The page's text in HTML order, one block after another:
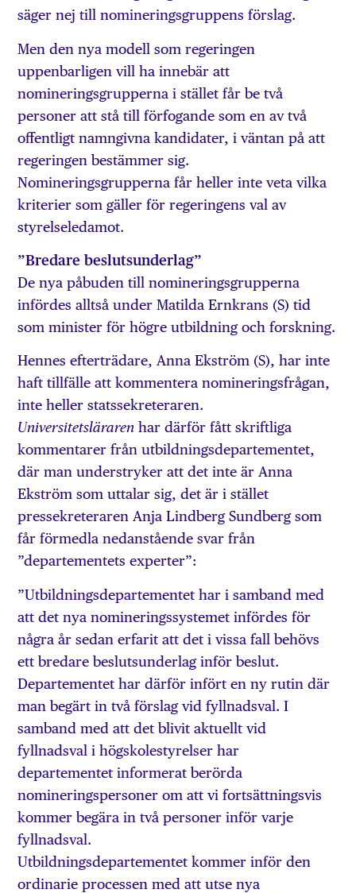
säger nej till nomineringsgruppens förslag.
Men den nya modell som regeringen
uppenbarligen vill ha innebär att
nomineringsgrupperna i stället får be två
personer att stå till förfogande som en av två
offentligt namngivna kandidater, i väntan på att
regeringen bestämmer sig.
Nomineringsgrupperna får heller inte veta vilka
kriterier som gäller för regeringens val av
styrelseledamot.
”Bredare beslutsunderlag”
De nya påbuden till nomineringsgrupperna
infördes alltså under Matilda Ernkrans (S) tid
som minister för högre utbildning och forskning.
Hennes efterträdare, Anna Ekström (S), har inte
haft tillfälle att kommentera nomineringsfrågan,
inte heller statssekreteraren.
Universitetsläraren har därför fått skriftliga
kommentarer från utbildningsdepartementet,
där man understryker att det inte är Anna
Ekström som uttalar sig, det är i stället
pressekreteraren Anja Lindberg Sundberg som
får förmedla nedanstående svar från
”departementets experter”:
”Utbildningsdepartementet har i samband med
att det nya nomineringssystemet infördes för
några år sedan erfarit att det i vissa fall behövs
ett bredare beslutsunderlag inför beslut.
Departementet har därför infört en ny rutin där
man begärt in två förslag vid fyllnadsval. I
samband med att det blivit aktuellt vid
fyllnadsval i högskolestyrelser har
departementet informerat berörda
nomineringspersoner om att vi fortsättningsvis
kommer begära in två personer inför varje
fyllnadsval.
Utbildningsdepartementet kommer inför den
ordinarie processen med att utse nya